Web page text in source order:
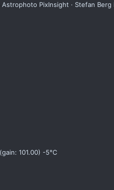
PixInsight · Stefan
101.00) -5°C